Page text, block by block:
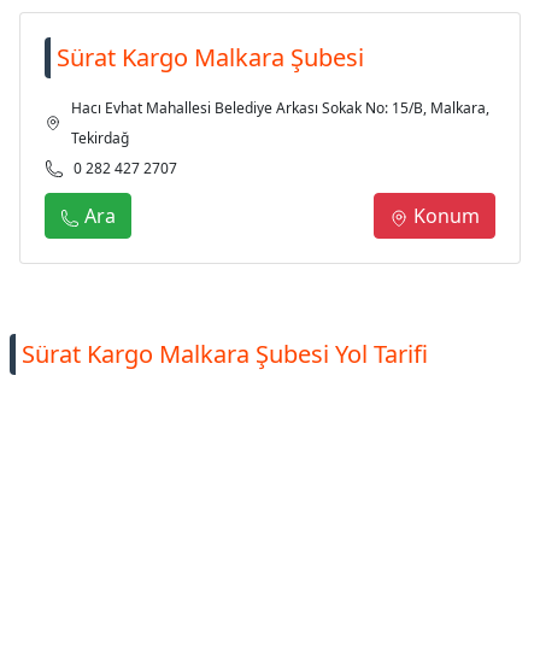
Sürat Kargo Malkara Şubesi
Hacı Evhat Mahallesi Belediye Arkası Sokak No: 15/B, Malkara,
Tekirdağ
0 282 427 2707
Ara Konum
Sürat Kargo Malkara Şubesi Yol Tarifi